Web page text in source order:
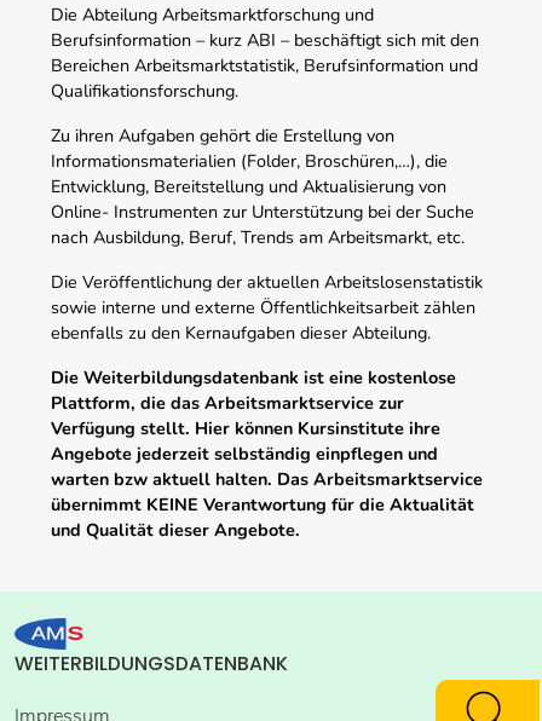
Die Abteilung Arbeitsmarktforschung und
Berufsinformation – kurz ABI – beschäftigt sich mit den
Bereichen Arbeitsmarktstatistik, Berufsinformation und
Qualifikationsforschung.
Zu ihren Aufgaben gehört die Erstellung von
Informationsmaterialien (Folder, Broschüren,…), die
Entwicklung, Bereitstellung und Aktualisierung von
Online- Instrumenten zur Unterstützung bei der Suche
nach Ausbildung, Beruf, Trends am Arbeitsmarkt, etc.
Die Veröffentlichung der aktuellen Arbeitslosenstatistik
sowie interne und externe Öffentlichkeitsarbeit zählen
ebenfalls zu den Kernaufgaben dieser Abteilung.
Die Weiterbildungsdatenbank ist eine kostenlose
Plattform, die das Arbeitsmarktservice zur
Verfügung stellt. Hier können Kursinstitute ihre
Angebote jederzeit selbständig einpflegen und
warten bzw aktuell halten. Das Arbeitsmarktservice
übernimmt KEINE Verantwortung für die Aktualität
und Qualität dieser Angebote.
WEITERBILDUNGSDATENBANK